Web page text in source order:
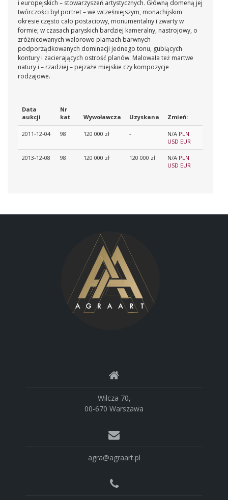
i europejskich – stowarzyszeń artystycznych. Główną domeną jej
twórczości był portret – we wcześniejszym, monachijskim
okresie często cało postaciowy, monumentalny i zwarty w
formie; w czasach paryskich bardziej kameralny, nastrojowy, o
zróżnicowanych walorowo plamach barwnych
podporządkowanych dominacji jednego tonu, gubiących
kontury i zacierających ostrość planów. Malowała też martwe
natury i – rzadziej – pejzaże miejskie czy kompozycje
rodzajowe.
Data
aukcji
Nr
kat
Wywoławcza Uzyskana Zmień:
2011-12-04 98 120 000 zł - N/A PLN
USD EUR
2013-12-08 98 120 000 zł 120 000 zł N/A PLN
USD EUR
Wilcza 70,
00-670 Warszawa
agra@agraart.pl